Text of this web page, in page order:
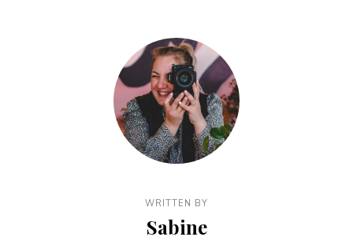
WRITTEN BY
Sabine